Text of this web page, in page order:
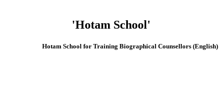
'Hotam School'
(English) Hotam School for Training Biographical Counsellors